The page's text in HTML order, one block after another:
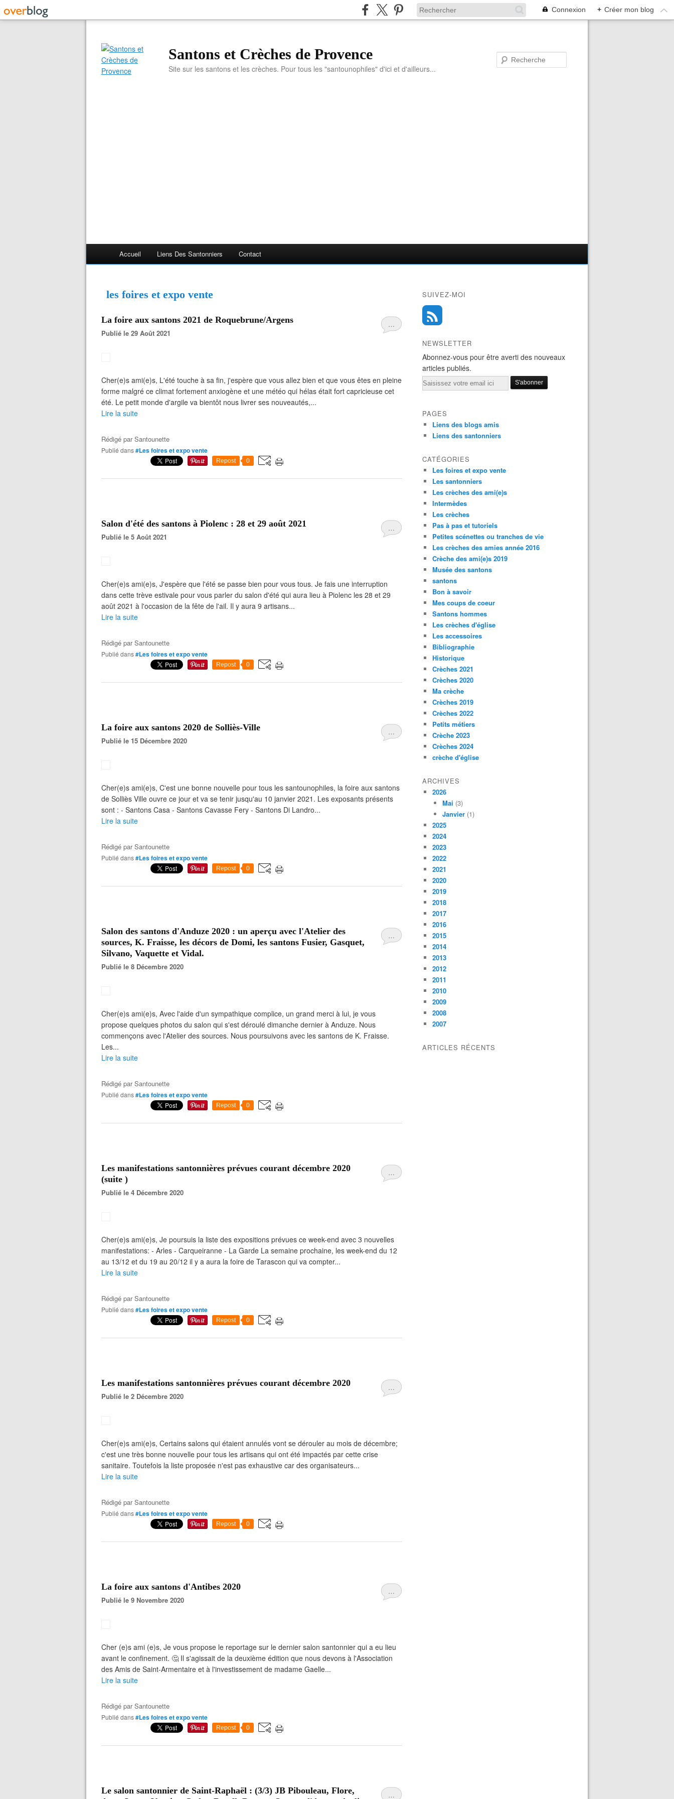
Connexion + Créer mon blog
Santons et Crèches de Provence
Site sur les santons et les crèches. Pour tous les "santounophiles" d'ici et d'ailleurs...
Accueil Liens Des Santonniers Contact
les foires et expo vente
…
La foire aux santons 2021 de Roquebrune/Argens
Publié le 29 Août 2021
Cher(e)s ami(e)s, L'été touche à sa fin, j'espère que vous allez bien et que vous êtes en pleine
forme malgré ce climat fortement anxiogène et une météo qui hélas était fort capricieuse cet
été. Le petit monde d'argile va bientôt nous livrer ses nouveautés,...
Lire la suite
Rédigé parSantounette
Publié dans#Les foires et expo vente
Repost 0
…
Salon d'été des santons à Piolenc : 28 et 29 août 2021
Publié le 5 Août 2021
Cher(e)s ami(e)s, J'espère que l'été se passe bien pour vous tous. Je fais une interruption
dans cette trève estivale pour vous parler du salon d'été qui aura lieu à Piolenc les 28 et 29
août 2021 à l'occasion de la fête de l'ail. Il y aura 9 artisans...
Lire la suite
Rédigé parSantounette
Publié dans#Les foires et expo vente
Repost 0
…
La foire aux santons 2020 de Solliès-Ville
Publié le 15 Décembre 2020
Cher(e)s ami(e)s, C'est une bonne nouvelle pour tous les santounophiles, la foire aux santons
de Solliès Ville ouvre ce jour et va se tenir jusqu'au 10 janvier 2021. Les exposants présents
sont : - Santons Casa - Santons Cavasse Fery - Santons Di Landro...
Lire la suite
Rédigé parSantounette
Publié dans#Les foires et expo vente
Repost 0
…
Salon des santons d'Anduze 2020 : un aperçu avec l'Atelier des
sources, K. Fraisse, les décors de Domi, les santons Fusier, Gasquet,
Silvano, Vaquette et Vidal.
Publié le 8 Décembre 2020
Cher(e)s ami(e)s, Avec l'aide d'un sympathique complice, un grand merci à lui, je vous
propose quelques photos du salon qui s'est déroulé dimanche dernier à Anduze. Nous
commençons avec l'Atelier des sources. Nous poursuivons avec les santons de K. Fraisse.
Les...
Lire la suite
Rédigé parSantounette
Publié dans#Les foires et expo vente
Repost 0
…
Les manifestations santonnières prévues courant décembre 2020
(suite )
Publié le 4 Décembre 2020
Cher(e)s ami(e)s, Je poursuis la liste des expositions prévues ce week-end avec 3 nouvelles
manifestations: - Arles - Carqueiranne - La Garde La semaine prochaine, les week-end du 12
au 13/12 et du 19 au 20/12 il y a aura la foire de Tarascon qui va compter...
Lire la suite
Rédigé parSantounette
Publié dans#Les foires et expo vente
Repost 0
…
Les manifestations santonnières prévues courant décembre 2020
Publié le 2 Décembre 2020
Cher(e)s ami(e)s, Certains salons qui étaient annulés vont se dérouler au mois de décembre;
c'est une très bonne nouvelle pour tous les artisans qui ont été impactés par cette crise
sanitaire. Toutefois la liste proposée n'est pas exhaustive car des organisateurs...
Lire la suite
Rédigé parSantounette
Publié dans#Les foires et expo vente
Repost 0
…
La foire aux santons d'Antibes 2020
Publié le 9 Novembre 2020
Cher (e)s ami (e)s, Je vous propose le reportage sur le dernier salon santonnier qui a eu lieu
avant le confinement. 🤔 Il s'agissait de la deuxième édition que nous devons à l'Association
des Amis de Saint-Armentaire et à l'investissement de madame Gaelle...
Lire la suite
Rédigé parSantounette
Publié dans#Les foires et expo vente
Repost 0
…
Le salon santonnier de Saint-Raphaël : (3/3) JB Pibouleau, Flore,
SUIVEZ-MOI
NEWSLETTER
Abonnez-vous pour être averti des nouveaux
articles publiés.
Email
PAGES
Liens des blogs amis
Liens des santonniers
CATÉGORIES
Les foires et expo vente
Les santonniers
Les crèches des ami(e)s
Intermèdes
Les crèches
Pas à pas et tutoriels
Petites scénettes ou tranches de vie
Les crèches des amies année 2016
Crèche des ami(e)s 2019
Musée des santons
santons
Bon à savoir
Mes coups de coeur
Santons hommes
Les crèches d'église
Les accessoires
Bibliographie
Historique
Crèches 2021
Crèches 2020
Ma crèche
Crèches 2019
Crèches 2022
Petits métiers
Crèche 2023
Crèches 2024
crèche d'église
ARCHIVES
2026
Mai (3)
Janvier (1)
2025
2024
2023
2022
2021
2020
2019
2018
2017
2016
2015
2014
2013
2012
2011
2010
2009
2008
2007
ARTICLES RÉCENTS